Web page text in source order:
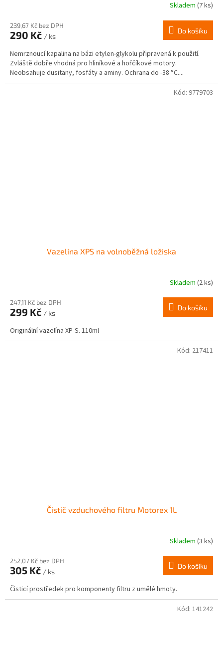
Skladem (7 ks)
239,67 Kč bez DPH
290 Kč / ks
Do košíku
Nemrznoucí kapalina na bázi etylen-glykolu připravená k použití.
Zvláště dobře vhodná pro hliníkové a hořčíkové motory.
Neobsahuje dusitany, fosfáty a aminy. Ochrana do -38 °C....
Vazelína XPS na volnoběžná ložiska
Skladem (2 ks)
247,11 Kč bez DPH
299 Kč / ks
Do košíku
Originální vazelína XP-S. 110ml
Kód: 9779703
Čistič vzduchového filtru Motorex 1L
Skladem (3 ks)
252,07 Kč bez DPH
305 Kč / ks
Do košíku
Čisticí prostředek pro komponenty filtru z umělé hmoty.
Kód: 217411
Kód: 141242